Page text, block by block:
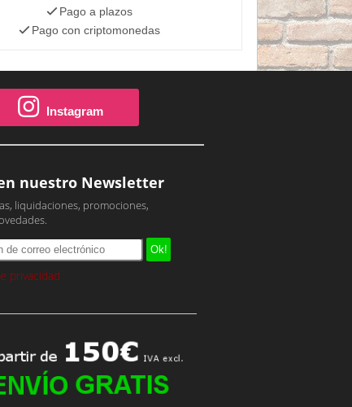
Pago a plazos
Pago con criptomonedas
Instagram
nuestro Newsletter
liquidaciones, promociones,
privacidad